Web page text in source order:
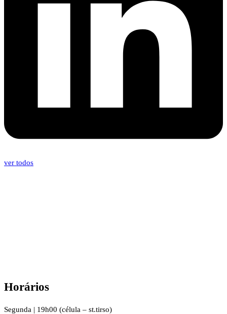
ver todos
Horários
Segunda | 19h00 (célula – st.tirso)